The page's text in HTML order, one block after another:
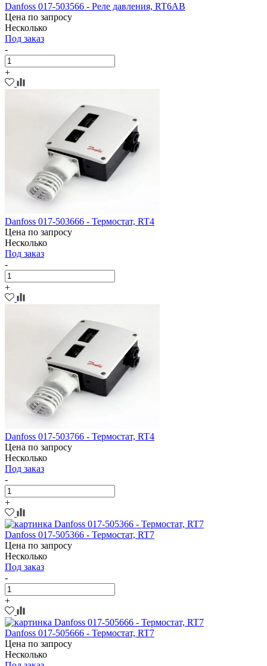
Danfoss 017-503566 - Реле давления, RT6AB
Цена по запросу
Несколько
Под заказ
-
+
Danfoss 017-503666 - Термостат, RT4
Цена по запросу
Несколько
Под заказ
-
+
Danfoss 017-503766 - Термостат, RT4
Цена по запросу
Несколько
Под заказ
-
+
Danfoss 017-505366 - Термостат, RT7
Цена по запросу
Несколько
Под заказ
-
+
Danfoss 017-505666 - Термостат, RT7
Цена по запросу
Несколько